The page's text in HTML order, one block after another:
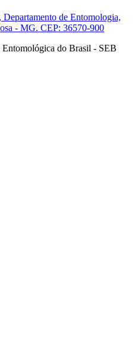
de Entomologia,
- MG. CEP: 36570-900
do Brasil - SEB